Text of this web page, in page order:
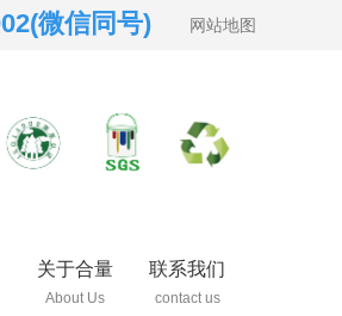
微信同号) 网站地图
关于合量
About Us
联系我们
contact us